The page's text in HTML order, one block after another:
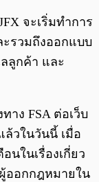
จะเริ่มทำการ
รวมถึงออกแบบ
ลูกค้า และ
าง FSA ต่อเว็บ
ล้วในวันนี้ เมื่อ
นในเรื่องเกี่ยว
ออกกฎหมายใน